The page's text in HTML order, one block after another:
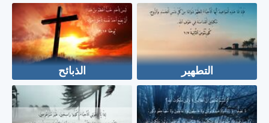
التطهير الذبائح